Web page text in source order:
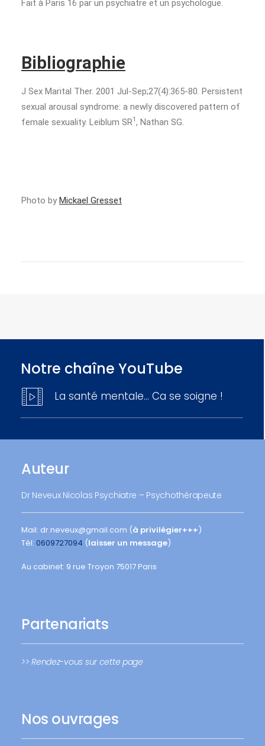
Fait à Paris 16 par un psychiatre et un psychologue.
Bibliographie
J Sex Marital Ther. 2001 Jul-Sep;27(4):365-80. Persistent
sexual arousal syndrome: a newly discovered pattern of
female sexuality. Leiblum SR1 , Nathan SG.
Photo by Mickael Gresset
Notre chaîne YouTube
La santé mentale… Ca se soigne !
Auteur
Dr Neveux Nicolas Psychiatre – Psychothérapeute
Mail: dr.neveux@gmail.com (à privilégier+++)
Tél: 0609727094 (laisser un message)
Au cabinet: 9 rue Troyon 75017 Paris
Partenariats
>> Rendez-vous sur cette page
Nos ouvrages